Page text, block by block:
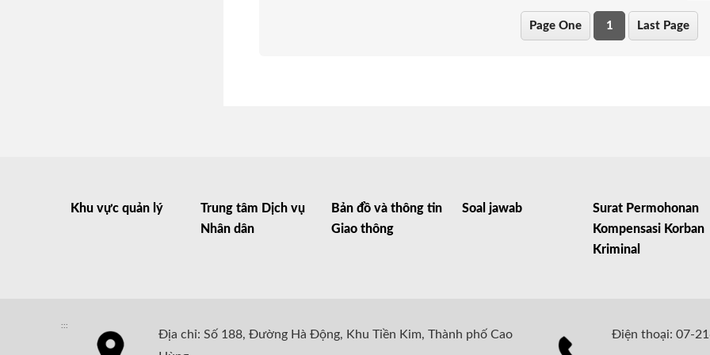
Page One 1 Last Page
Khu vực quản lý
Trung tâm Dịch vụ
Nhân dân
Bản đồ và thông tin
Giao thông
Soal jawab
Surat Permohonan
Kompensasi Korban
Kriminal
:::
Địa chỉ: Số 188, Đường Hà Động, Khu Tiền Kim, Thành phố Cao
Điện thoại: 07-